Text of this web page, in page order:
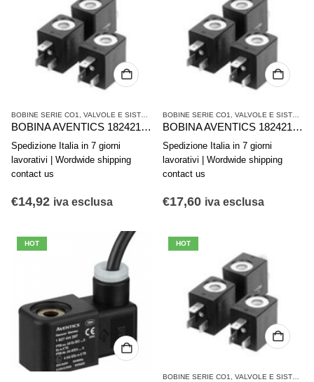
BOBINE SERIE CO1 VALVOLE E SISTEMI DI VALVOLE AVENTICS
BOBINA AVENTICS 1824210243
Spedizione Italia in 7 giorni
lavorativi | Wordwide shipping
contact us
€14,92 iva esclusa
BOBINE SERIE CO1 VALVOLE E SISTEMI DI VALVOLE AVENTICS
BOBINA AVENTICS 1824210220
Spedizione Italia in 7 giorni
lavorativi | Wordwide shipping
contact us
€17,60 iva esclusa
HOT HOT
BOBINE SERIE CO1 VALVOLE E SISTEMI DI VALVOLE AVENTICS